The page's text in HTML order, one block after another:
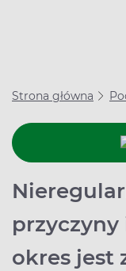
Strona główna
przyczyny
okres jest